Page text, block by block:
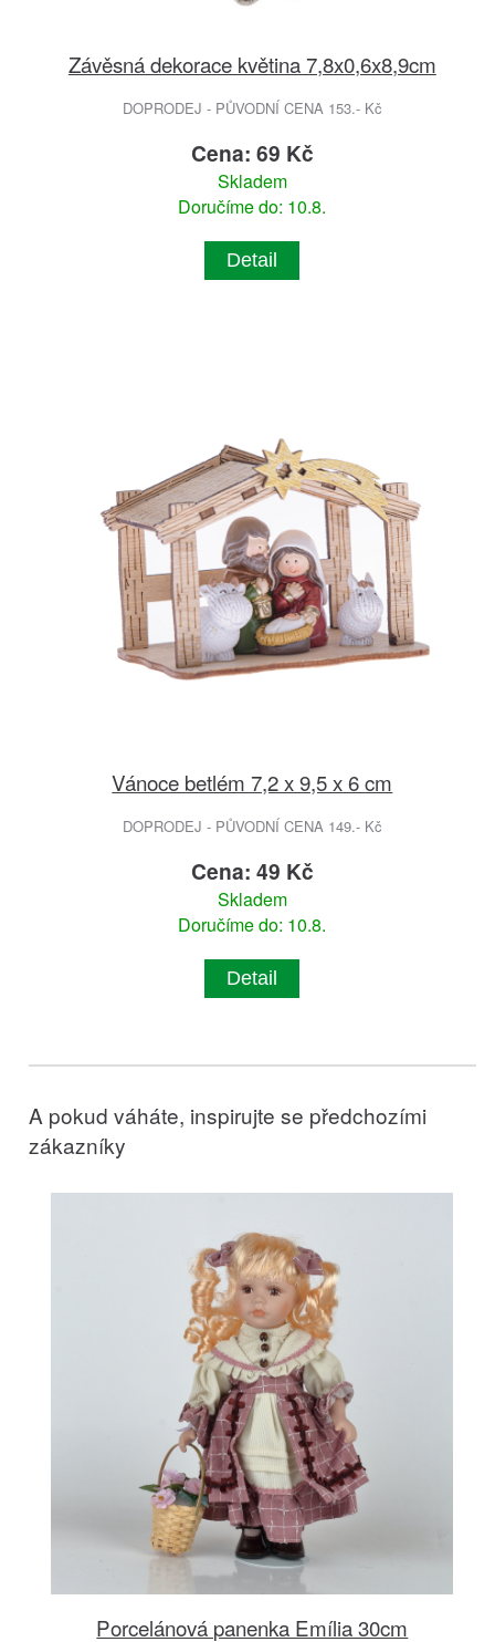
Závěsná dekorace květina 7,8x0,6x8,9cm
DOPRODEJ - PŮVODNÍ CENA 153.- Kč
Cena: 69 Kč
Skladem
Doručíme do: 10.8.
Detail
Vánoce betlém 7,2 x 9,5 x 6 cm
DOPRODEJ - PŮVODNÍ CENA 149.- Kč
Cena: 49 Kč
Skladem
Doručíme do: 10.8.
Detail
A pokud váháte, inspirujte se předchozími
zákazníky
Porcelánová panenka Emília 30cm